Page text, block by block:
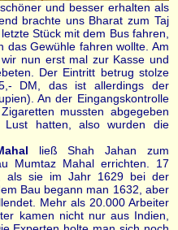
und besser erhalten als
brachte uns Bharat zum Taj
Stück mit dem Bus fahren,
das Gewühle fahren wollte. Am
nun erst mal zur Kasse und
Der Eintritt betrug stolze
DM, das ist allerdings der
An der Eingangskontrolle
mussten abgegeben
hatten, also wurden die
ließ Shah Jahan zum
Mumtaz Mahal errichten. 17
als sie im Jahr 1629 bei der
Bau begann man 1632, aber
Mehr als 20.000 Arbeiter
kamen nicht nur aus Indien,